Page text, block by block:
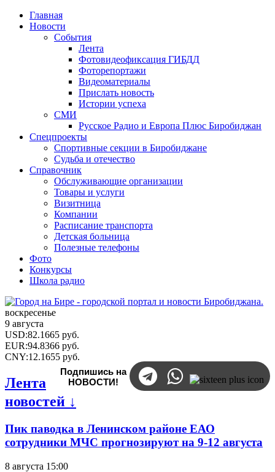
Главная
Новости
События
Лента
Фотовидеофиксация ГИБДД
Фоторепортажи
Видеоматериалы
Прислать новость
Истории успеха
СМИ
Русское Радио и Европа Плюс Биробиджан
Спецпроекты
Спортивные секции в Биробиджане
Судьба и отечество
Справочник
Обслуживающие организации
Товары и услуги
Визитница
Компании
Расписание транспорта
Детская больница
Полезные телефоны
Фото
Конкурсы
Школа радио
воскресенье
9 августа
USD:82.1665 руб.
EUR:94.8366 руб.
CNY:12.1655 руб.
Подпишись на
НОВОСТИ!
Лента
новостей ↓
Пик паводка в Ленинском районе ЕАО
сотрудники МЧС прогнозируют на 9-12 августа
8 августа 15:00